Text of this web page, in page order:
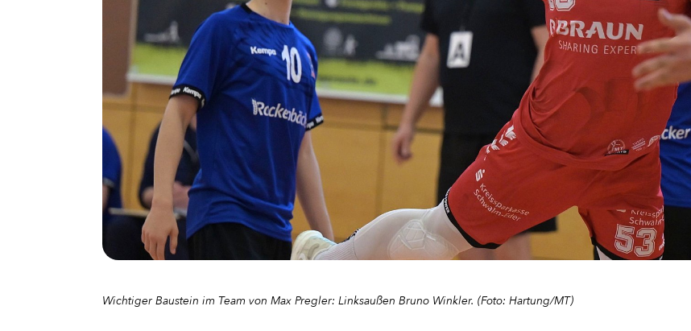
Wichtiger Baustein im Team von Max Pregler: Linksaußen Bruno Winkler. (Foto: Hartung/MT)